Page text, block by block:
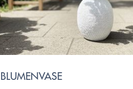
BLUMENVASE